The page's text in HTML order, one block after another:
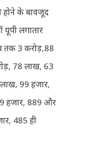
होने के बावजूद
लगातार
तक 3 करोड़,88
78 लाख, 63
लाख, 99 हजार,
हजार, 889 और
485 ही